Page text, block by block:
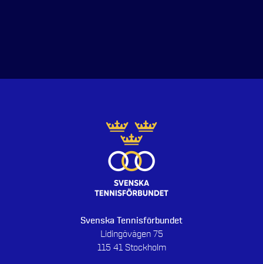
Svenska Tennisförbundet
Lidingövägen 75
115 41 Stockholm